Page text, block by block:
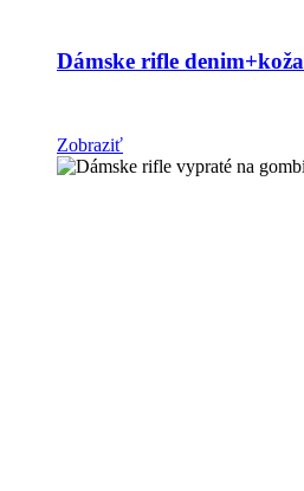
Dámske rifle denim+koža
Zobraziť